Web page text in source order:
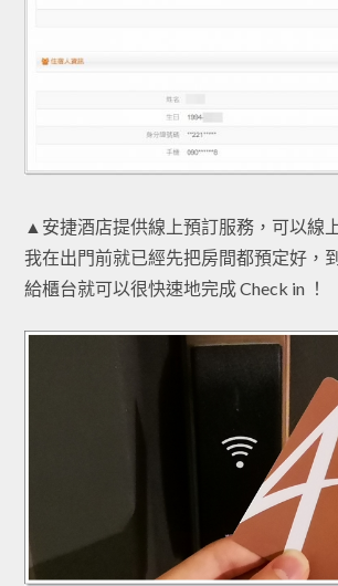
▲安捷酒店提供線上預訂服務，可以線
我在出門前就已經先把房間都預定好，
給櫃台就可以很快速地完成 Check in ！